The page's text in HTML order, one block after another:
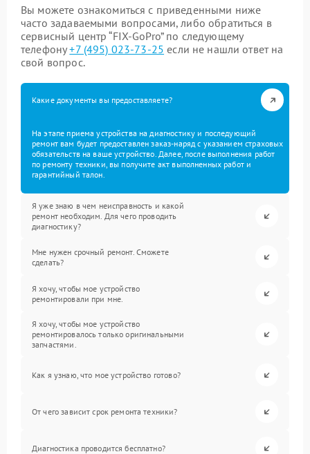
Вы можете ознакомиться с приведенными ниже
часто задаваемыми вопросами, либо обратиться в
сервисный центр “FIX-GoPro” по следующему
телефону+7 (495) 023-73-25 если не нашли ответ на
свой вопрос.
Какие документы вы предоставляете?
На этапе приема устройства на диагностику и последующий
ремонт вам будет предоставлен заказ-наряд с указанием страховых
обязательств на ваше устройство. Далее, после выполнения работ
по ремонту техники, вы получите акт выполненных работ и
гарантийный талон.
Я уже знаю в чем неисправность и какой
ремонт необходим. Для чего проводить
диагностику?
Мне нужен срочный ремонт. Сможете
сделать?
Я хочу, чтобы мое устройство
ремонтировали при мне.
Я хочу, чтобы мое устройство
ремонтировалось только оригинальными
запчастями.
Как я узнаю, что мое устройство готово?
От чего зависит срок ремонта техники?
Диагностика проводится бесплатно?